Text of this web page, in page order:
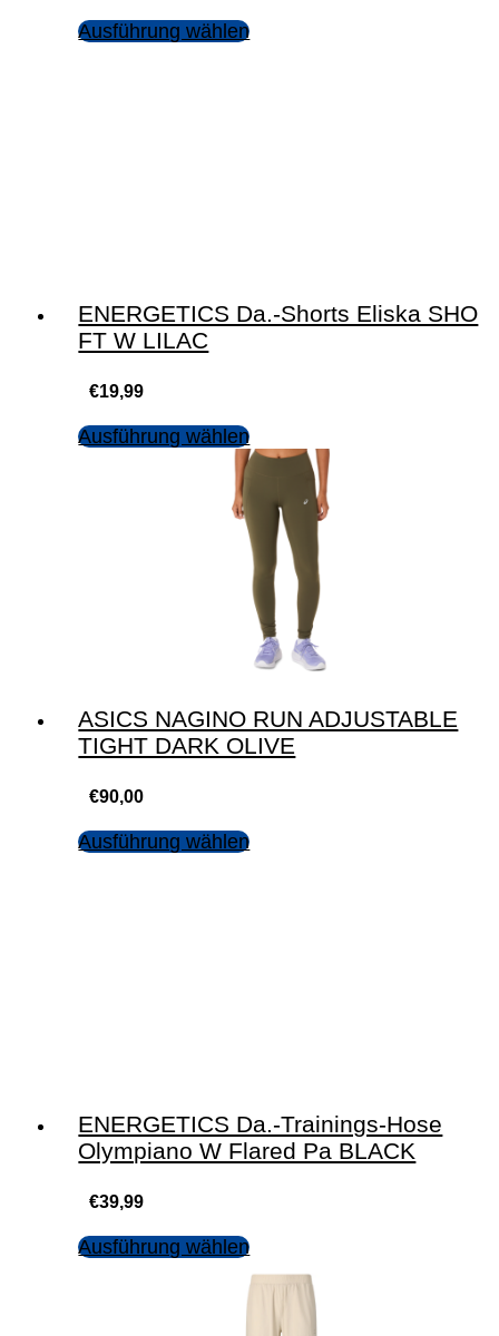
Ausführung wählen
ENERGETICS Da.-Shorts Eliska SHO
FT W LILAC
€19,99
Ausführung wählen
ASICS NAGINO RUN ADJUSTABLE
TIGHT DARK OLIVE
€90,00
Ausführung wählen
ENERGETICS Da.-Trainings-Hose
Olympiano W Flared Pa BLACK
€39,99
Ausführung wählen